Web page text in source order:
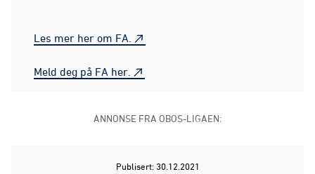
Les mer her om FA.
Meld deg på FA her.
ANNONSE FRA OBOS-LIGAEN:
Publisert: 30.12.2021